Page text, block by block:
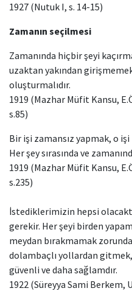
1927 (Nutuk I, s. 14-15)
Zamanın seçilmesi
Zamanında hiçbir şeyi
uzaktan yakından
oluşturmalıdır.
1919 (Mazhar Müfit Kansu,
s.85)
Bir işi zamansız yapmak, o
Her şey sırasında ve
1919 (Mazhar Müfit Kansu,
s.235)
İstediklerimizin hepsi
gerekir. Her şeyi birden
meydan bırakmamak
dolambaçlı yollardan
güvenli ve daha sağlamdır.
1922 (Süreyya Sami Berkem,